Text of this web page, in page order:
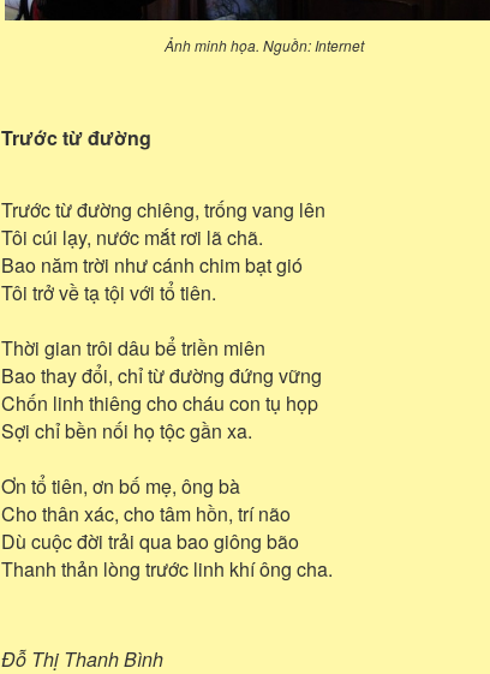
Ảnh minh họa. Nguồn: Internet
Trước từ đường
Trước từ đường chiêng, trống vang lên
Tôi cúi lạy, nước mắt rơi lã chã.
Bao năm trời như cánh chim bạt gió
Tôi trở về tạ tội với tổ tiên.
Thời gian trôi dâu bể triền miên
Bao thay đổi, chỉ từ đường đứng vững
Chốn linh thiêng cho cháu con tụ họp
Sợi chỉ bền nối họ tộc gần xa.
Ơn tổ tiên, ơn bố mẹ, ông bà
Cho thân xác, cho tâm hồn, trí não
Dù cuộc đời trải qua bao giông bão
Thanh thản lòng trước linh khí ông cha.
Đỗ Thị Thanh Bình